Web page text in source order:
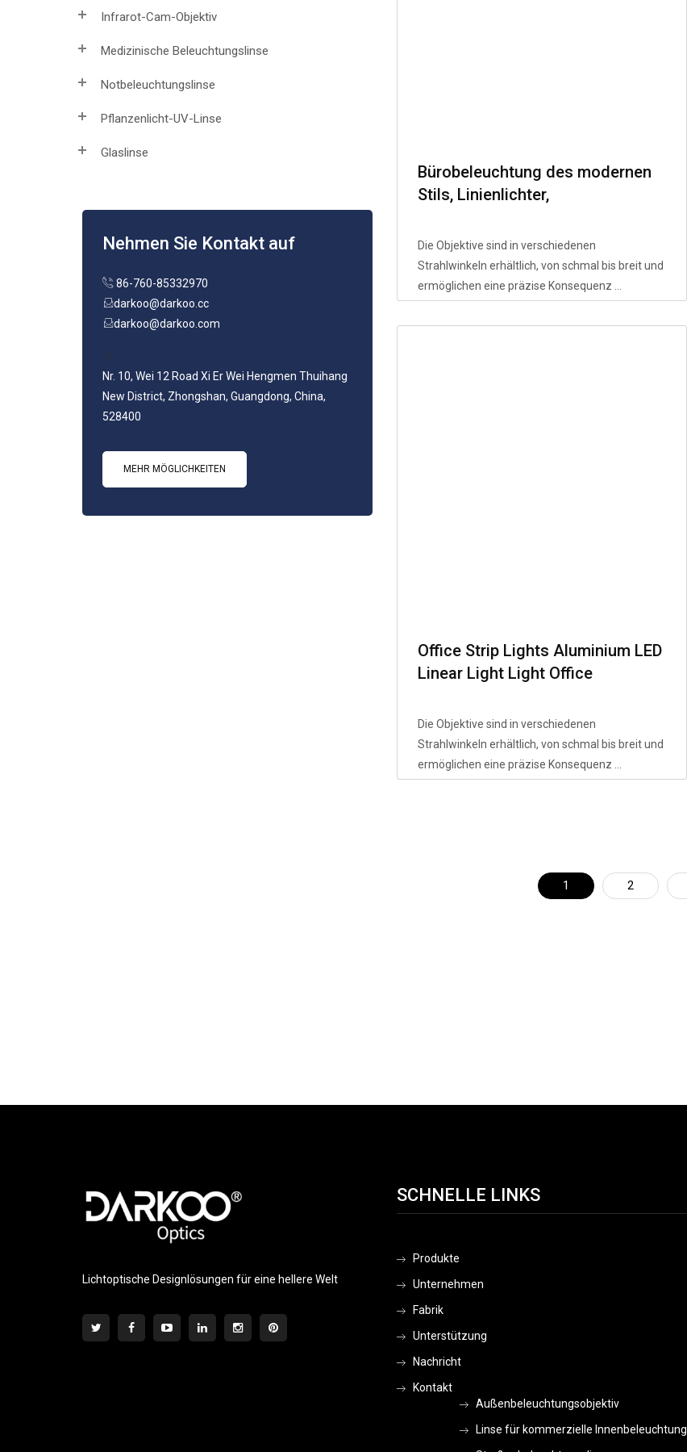
Infrarot-Cam-Objektiv
Medizinische Beleuchtungslinse
Notbeleuchtungslinse
Pflanzenlicht-UV-Linse
Glaslinse
Nehmen Sie Kontakt auf
86-760-85332970
darkoo@darkoo.cc
darkoo@darkoo.com
Nr. 10, Wei 12 Road Xi Er Wei Hengmen Thuihang
New District, Zhongshan, Guangdong, China,
528400
MEHR MÖGLICHKEITEN
Bürobeleuchtung des modernen
Stils, Linienlichter,
Lampenzubehör, PMMA -Material
Die Objektive sind in verschiedenen
Strahlwinkeln erhältlich, von schmal bis breit und
ermöglichen eine präzise Konsequenz ...
Office Strip Lights Aluminium LED
Linear Light Light Office
Die Objektive sind in verschiedenen
Strahlwinkeln erhältlich, von schmal bis breit und
ermöglichen eine präzise Konsequenz ...
1 2
Lichtoptische Designlösungen für eine hellere Welt
SCHNELLE LINKS
Produkte
Unternehmen
Fabrik
Unterstützung
Nachricht
Kontakt
Außenbeleuchtungsobjektiv
Linse für kommerzielle Innenbeleuchtung